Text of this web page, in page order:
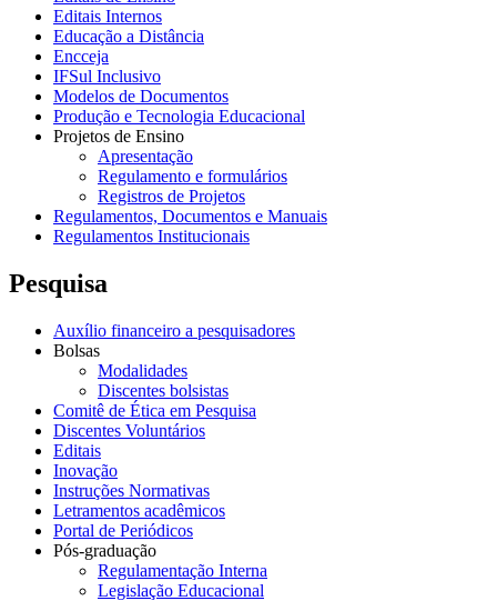
Editais Internos
Educação a Distância
Encceja
IFSul Inclusivo
Modelos de Documentos
Produção e Tecnologia Educacional
Projetos de Ensino
Apresentação
Regulamento e formulários
Registros de Projetos
Regulamentos, Documentos e Manuais
Regulamentos Institucionais
Pesquisa
Auxílio financeiro a pesquisadores
Bolsas
Modalidades
Discentes bolsistas
Comitê de Ética em Pesquisa
Discentes Voluntários
Editais
Inovação
Instruções Normativas
Letramentos acadêmicos
Portal de Periódicos
Pós-graduação
Regulamentação Interna
Legislação Educacional